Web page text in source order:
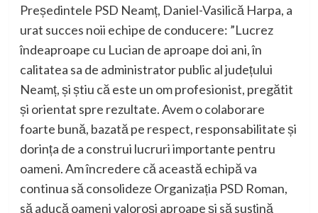
Președintele PSD Neamț, Daniel-Vasilică Harpa, a
urat succes noii echipe de conducere: ”Lucrez
îndeaproape cu Lucian de aproape doi ani, în
calitatea sa de administrator public al județului
Neamț, și știu că este un om profesionist, pregătit
și orientat spre rezultate. Avem o colaborare
foarte bună, bazată pe respect, responsabilitate și
dorința de a construi lucruri importante pentru
oameni. Am încredere că această echipă va
continua să consolideze Organizația PSD Roman,
să aducă oameni valoroși aproape și să susțină